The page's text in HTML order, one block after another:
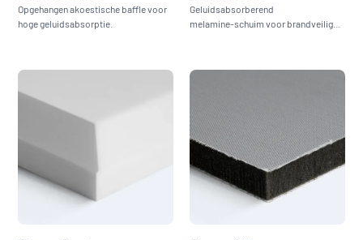
Opgehangen akoestische baffle voor
hoge geluidsabsorptie.
Geluidsabsorberend
melamine‑schuim voor brandveilige